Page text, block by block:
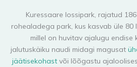
Kuressaare lossipark, rajatud
rohealadega park, kus kasvab üle
millel on huvitav ajalugu endise
jalutuskäiku naudi midagi magusat
jäätisekohast või lõõgastu ajaloolises